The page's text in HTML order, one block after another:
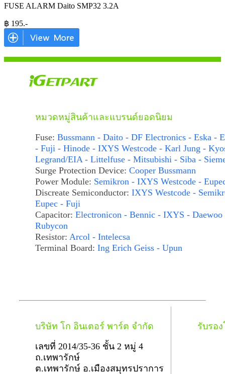
FUSE ALARM Daito SMP32 3.2A
฿ 195.-
หมวดหมู่สินค้าและแบรนด์ยอดนิยม
Fuse: Bussmann - Daito - DF Electronics - Eska -
- Fuji - Hinode - IXYS Westcode - Karl Jung -
Legrand/EIA - Littelfuse - Mitsubishi - Siba -
Surge Protection Device: Cooper Bussmann
Power Module: Semikron - IXYS Westcode -
Discreate Semiconductor: IXYS Westcode -
Eupec - Fuji
Capacitor: Electronicon - Bennic - IXYS - Daewoo
Rubycon
Resistor: Arcol - Intelecsa
Terminal Board: Ing Erich Geiss - Upun
บริษัท โก อินเตอร์ พาร์ต จำกัด
เลขที่ 2014/35-36 ชั้น 2 หมู่ 4
ถ.เทพารักษ์
ต.เทพารักษ์ อ.เมืองสมุทรปราการ
รับรอ